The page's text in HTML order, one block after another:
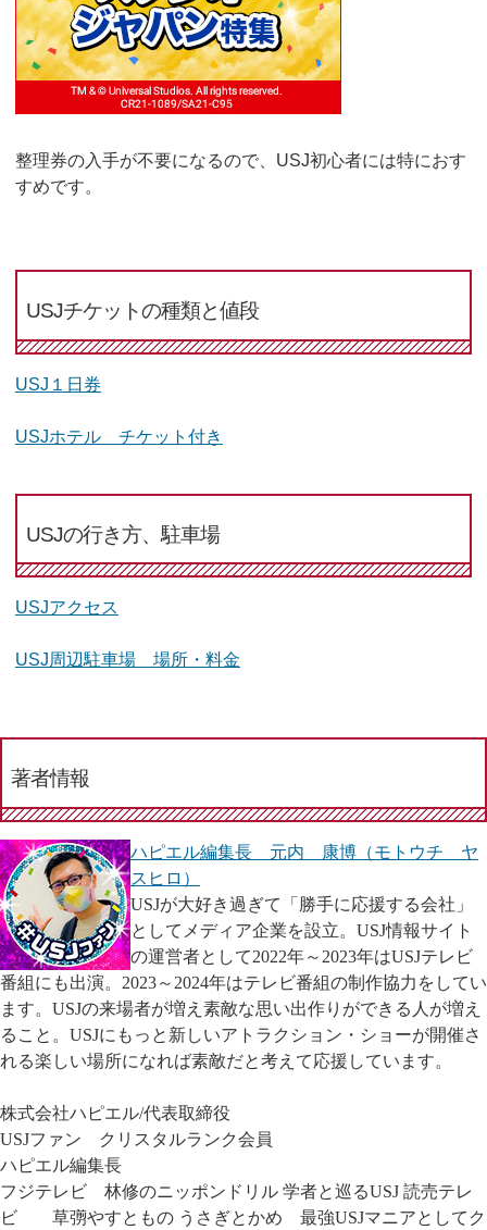
整理券の入手が不要になるので、USJ初心者には特におす
すめです。
USJチケットの種類と値段
USJ１日券
USJホテル チケット付き
USJの行き方、駐車場
USJアクセス
USJ周辺駐車場 場所・料金
著者情報
ハピエル編集長 元内 康博（モトウチ ヤ
スヒロ）
USJが大好き過ぎて「勝手に応援する会社」
としてメディア企業を設立。USJ情報サイト
の運営者として2022年～2023年はUSJテレビ
番組にも出演。2023～2024年はテレビ番組の制作協力をしてい
ます。USJの来場者が増え素敵な思い出作りができる人が増え
ること。USJにもっと新しいアトラクション・ショーが開催さ
れる楽しい場所になれば素敵だと考えて応援しています。
株式会社ハピエル/代表取締役
USJファン クリスタルランク会員
ハピエル編集長
フジテレビ 林修のニッポンドリル 学者と巡るUSJ 読売テレ
ビ 草彅やすともの うさぎとかめ 最強USJマニアとしてク